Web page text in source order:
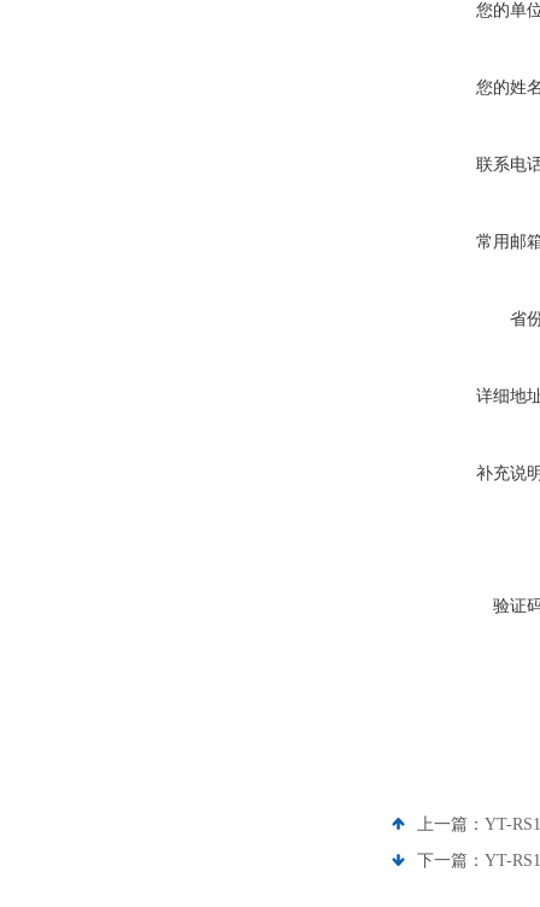
您的单
您的姓
联系电
常用邮
省
详细地
补充说
验证
上一篇： YT-
下一篇： YT-